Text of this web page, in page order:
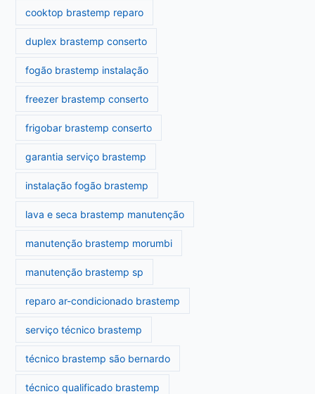
cooktop brastemp reparo
duplex brastemp conserto
fogão brastemp instalação
freezer brastemp conserto
frigobar brastemp conserto
garantia serviço brastemp
instalação fogão brastemp
lava e seca brastemp manutenção
manutenção brastemp morumbi
manutenção brastemp sp
reparo ar-condicionado brastemp
serviço técnico brastemp
técnico brastemp são bernardo
técnico qualificado brastemp